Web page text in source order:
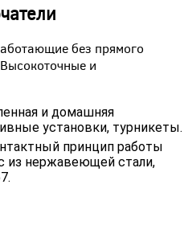
без прямого
и
и домашняя
установки, турникеты.
принцип работы
из нержавеющей стали,